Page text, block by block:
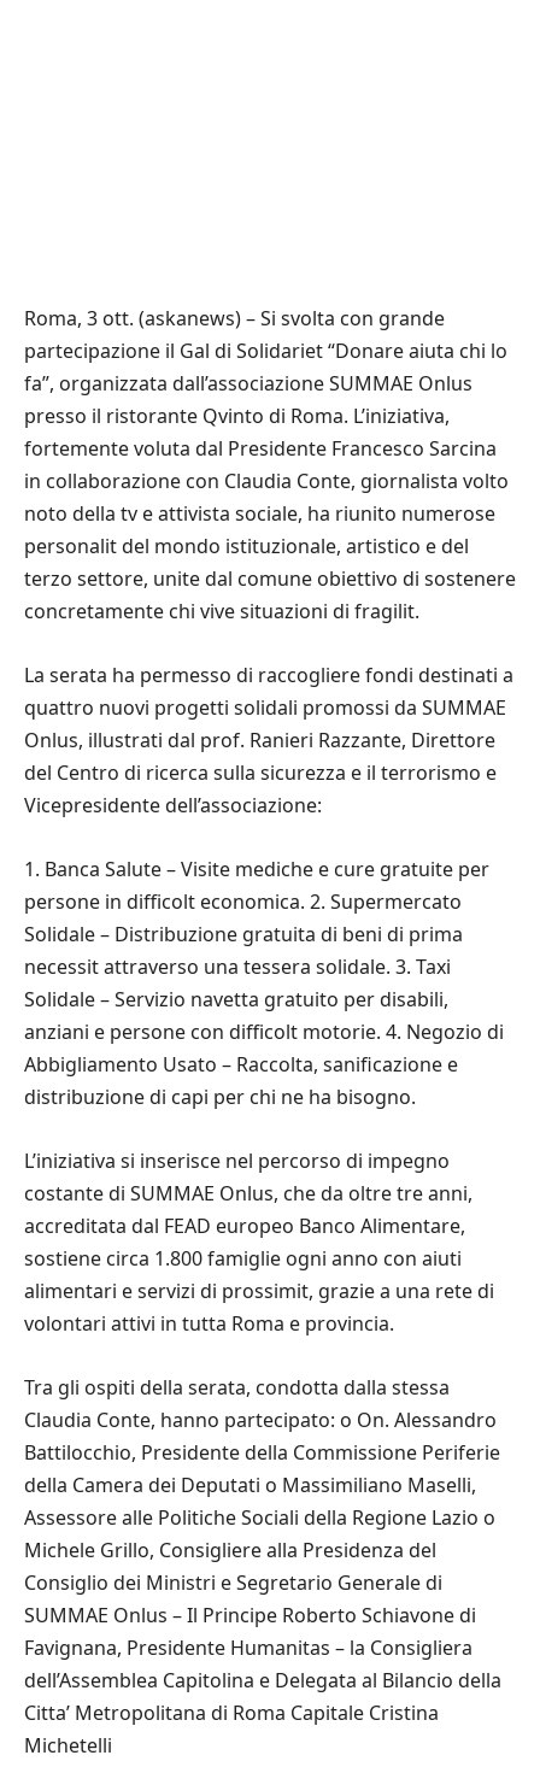
Roma, 3 ott. (askanews) – Si svolta con grande
partecipazione il Gal di Solidariet “Donare aiuta chi lo
fa”, organizzata dall’associazione SUMMAE Onlus
presso il ristorante Qvinto di Roma. L’iniziativa,
fortemente voluta dal Presidente Francesco Sarcina
in collaborazione con Claudia Conte, giornalista volto
noto della tv e attivista sociale, ha riunito numerose
personalit del mondo istituzionale, artistico e del
terzo settore, unite dal comune obiettivo di sostenere
concretamente chi vive situazioni di fragilit.
La serata ha permesso di raccogliere fondi destinati a
quattro nuovi progetti solidali promossi da SUMMAE
Onlus, illustrati dal prof. Ranieri Razzante, Direttore
del Centro di ricerca sulla sicurezza e il terrorismo e
Vicepresidente dell’associazione:
1. Banca Salute – Visite mediche e cure gratuite per
persone in difficolt economica. 2. Supermercato
Solidale – Distribuzione gratuita di beni di prima
necessit attraverso una tessera solidale. 3. Taxi
Solidale – Servizio navetta gratuito per disabili,
anziani e persone con difficolt motorie. 4. Negozio di
Abbigliamento Usato – Raccolta, sanificazione e
distribuzione di capi per chi ne ha bisogno.
L’iniziativa si inserisce nel percorso di impegno
costante di SUMMAE Onlus, che da oltre tre anni,
accreditata dal FEAD europeo Banco Alimentare,
sostiene circa 1.800 famiglie ogni anno con aiuti
alimentari e servizi di prossimit, grazie a una rete di
volontari attivi in tutta Roma e provincia.
Tra gli ospiti della serata, condotta dalla stessa
Claudia Conte, hanno partecipato: o On. Alessandro
Battilocchio, Presidente della Commissione Periferie
della Camera dei Deputati o Massimiliano Maselli,
Assessore alle Politiche Sociali della Regione Lazio o
Michele Grillo, Consigliere alla Presidenza del
Consiglio dei Ministri e Segretario Generale di
SUMMAE Onlus – Il Principe Roberto Schiavone di
Favignana, Presidente Humanitas – la Consigliera
dell’Assemblea Capitolina e Delegata al Bilancio della
Citta’ Metropolitana di Roma Capitale Cristina
Michetelli